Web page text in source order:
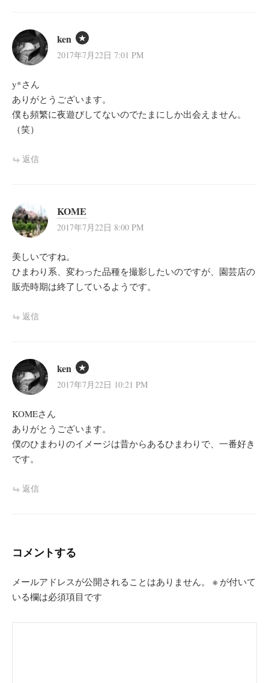
ken
2017年7月22日 7:01 PM
y*さん
ありがとうございます。
僕も頻繁に夜遊びしてないのでたまにしか出会えません。
（笑）
返信
KOME
2017年7月22日 8:00 PM
美しいですね。
ひまわり系、変わった品種を撮影したいのですが、園芸店の
販売時期は終了しているようです。
返信
ken
2017年7月22日 10:21 PM
KOMEさん
ありがとうございます。
僕のひまわりのイメージは昔からあるひまわりで、一番好き
です。
返信
コメントする
メールアドレスが公開されることはありません。 ※ が付いて
いる欄は必須項目です